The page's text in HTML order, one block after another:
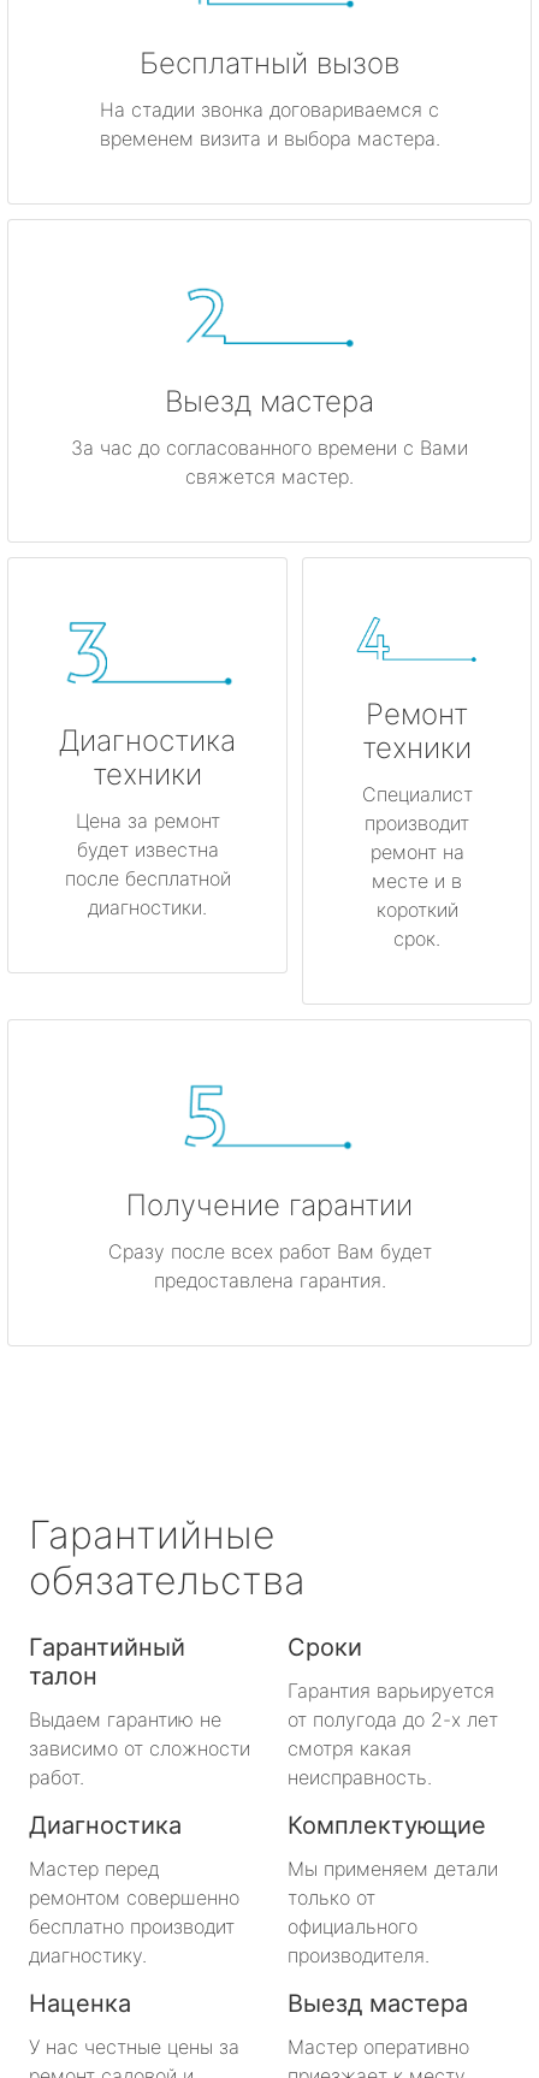
Бесплатный вызов
На стадии звонка договариваемся с
временем визита и выбора мастера.
Выезд мастера
За час до согласованного времени с Вами
свяжется мастер.
Диагностика
техники
Цена за ремонт
будет известна
после бесплатной
диагностики.
Ремонт
техники
Специалист
производит
ремонт на
месте и в
короткий
срок.
Получение гарантии
Сразу после всех работ Вам будет
предоставлена гарантия.
Гарантийные
обязательства
Гарантийный
талон
Выдаем гарантию не
зависимо от сложности
работ.
Сроки
Гарантия варьируется
от полугода до 2-х лет
смотря какая
неисправность.
Диагностика
Мастер перед
ремонтом совершенно
бесплатно производит
диагностику.
Комплектующие
Мы применяем детали
только от
официального
производителя.
Наценка
У нас честные цены за
Выезд мастера
Мастер оперативно